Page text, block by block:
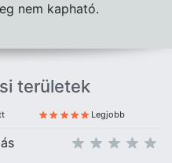
nem kapható.
területek
Legjobb